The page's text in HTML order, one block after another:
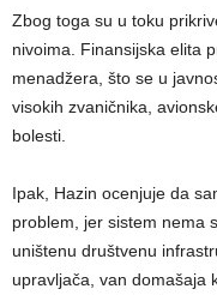
Zbog toga su u toku
nivoima. Finansijska elita
menadžera, što se u
visokih zvaničnika,
bolesti.
Ipak, Hazin ocenjuje da
problem, jer sistem nema
uništenu društvenu
upravljača, van domašaja